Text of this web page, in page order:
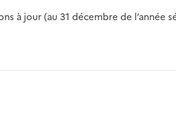
à jour (au 31 décembre de l’année